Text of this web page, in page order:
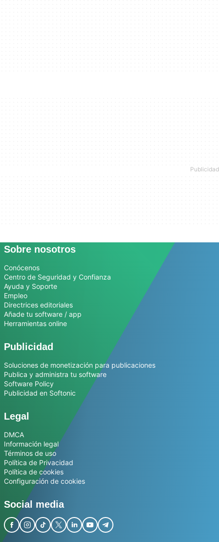
Sobre nosotros
Conócenos
Centro de Seguridad y Confianza
Ayuda y Soporte
Empleo
Directrices editoriales
Añade tu software / app
Herramientas online
Publicidad
Soluciones de monetización para publicaciones
Publica y administra tu software
Software Policy
Publicidad en Softonic
Legal
DMCA
Información legal
Términos de uso
Política de Privacidad
Política de cookies
Configuración de cookies
Social media